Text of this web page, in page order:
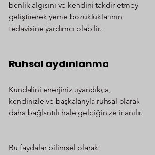
benlik algısını ve kendini takdir etmeyi
geliştirerek yeme bozukluklarının
tedavisine yardımcı olabilir.
Ruhsal aydınlanma
Kundalini enerjiniz uyandıkça,
kendinizle ve başkalarıyla ruhsal olarak
daha bağlantılı hale geldiğinize inanılır.
Bu faydalar bilimsel olarak